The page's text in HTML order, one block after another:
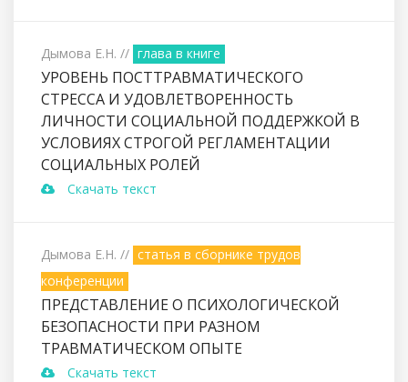
Дымова Е.Н. // глава в книге
УРОВЕНЬ ПОСТТРАВМАТИЧЕСКОГО
СТРЕССА И УДОВЛЕТВОРЕННОСТЬ
ЛИЧНОСТИ СОЦИАЛЬНОЙ ПОДДЕРЖКОЙ В
УСЛОВИЯХ СТРОГОЙ РЕГЛАМЕНТАЦИИ
СОЦИАЛЬНЫХ РОЛЕЙ
Скачать текст
Дымова Е.Н. // статья в сборнике трудов
конференции
ПРЕДСТАВЛЕНИЕ О ПСИХОЛОГИЧЕСКОЙ
БЕЗОПАСНОСТИ ПРИ РАЗНОМ
ТРАВМАТИЧЕСКОМ ОПЫТЕ
Скачать текст